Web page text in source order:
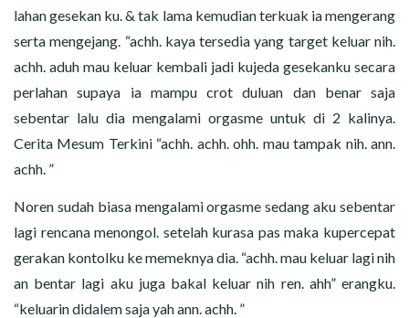
lahan gesekan ku. & tak lama kemudian terkuak ia mengerang
serta mengejang. “achh. kaya tersedia yang target keluar nih.
achh. aduh mau keluar kembali jadi kujeda gesekanku secara
perlahan supaya ia mampu crot duluan dan benar saja
sebentar lalu dia mengalami orgasme untuk di 2 kalinya.
Cerita Mesum Terkini “achh. achh. ohh. mau tampak nih. ann.
achh. ”
Noren sudah biasa mengalami orgasme sedang aku sebentar
lagi rencana menongol. setelah kurasa pas maka kupercepat
gerakan kontolku ke memeknya dia. “achh. mau keluar lagi nih
an bentar lagi aku juga bakal keluar nih ren. ahh” erangku.
“keluarin didalem saja yah ann. achh. ”